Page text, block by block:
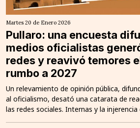
Martes 20 de Enero 2026
Pullaro: una encuesta
medios oficialistas
redes y reavivó temores
rumbo a 2027
Un relevamiento de opinión pública,
al oficialismo, desató una catarata de
las redes sociales. Internas y la